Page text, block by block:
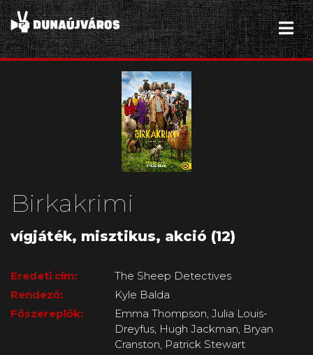
Birkakrimi
vígjáték, misztikus, akció (12)
Eredeti cím:
The Sheep Detectives
Rendező:
Kyle Balda
Főszereplők:
Emma Thompson, Julia Louis-
Dreyfus, Hugh Jackman, Bryan
Cranston, Patrick Stewart